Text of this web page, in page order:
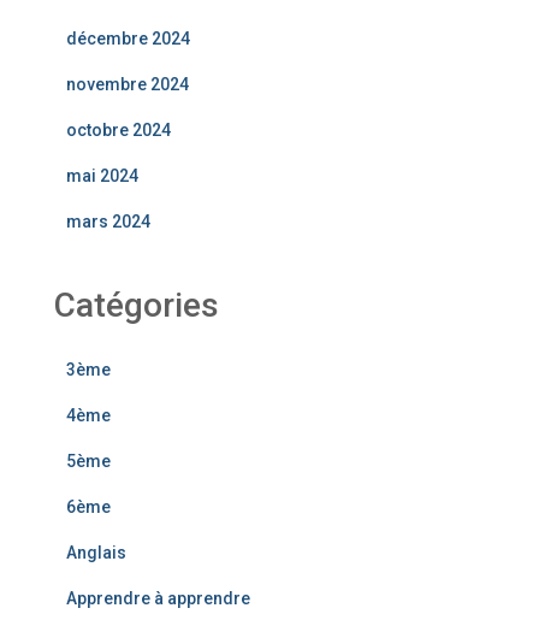
décembre 2024
novembre 2024
octobre 2024
mai 2024
mars 2024
Catégories
3ème
4ème
5ème
6ème
Anglais
Apprendre à apprendre